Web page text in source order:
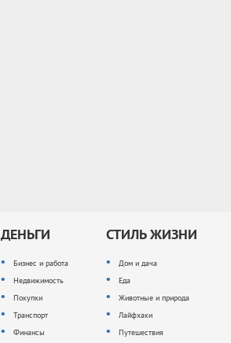
ДЕНЬГИ
Бизнес и работа
Недвижимость
Покупки
Транспорт
Финансы
СТИЛЬ ЖИЗНИ
Дом и дача
Еда
Животные и природа
Лайфхаки
Путешествия